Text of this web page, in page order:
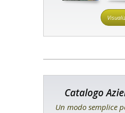
Catalogo
Un modo semplice